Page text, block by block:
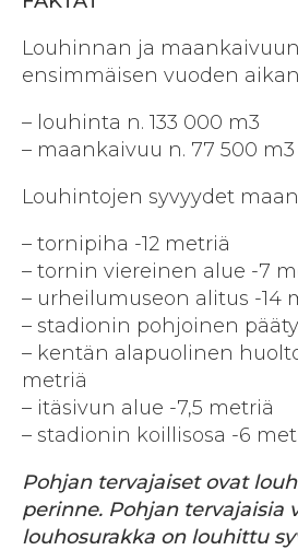
Louhinnan ja
ensimmäisen vuoden
– louhinta n. 133 000 m3
– maankaivuu n. 77 500 m3
Louhintojen syvyydet
– tornipiha -12 metriä
– tornin viereinen alue -7
– urheilumuseon alitus -14
– stadionin pohjoinen pääty
– kentän alapuolinen
metriä
– itäsivun alue -7,5 metriä
– stadionin koillisosa -6
Pohjan tervajaiset ovat
perinne. Pohjan tervajaisia
louhosurakka on louhittu